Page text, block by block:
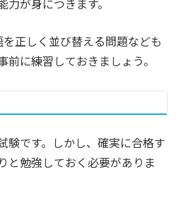
が身につきます。
正しく並び替える問題なども
に練習しておきましょう。
験です。しかし、確実に合格す
と勉強しておく必要がありま